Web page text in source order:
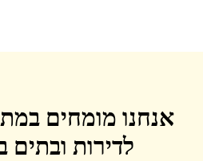
אנחנו מומחים במתן
לדירות